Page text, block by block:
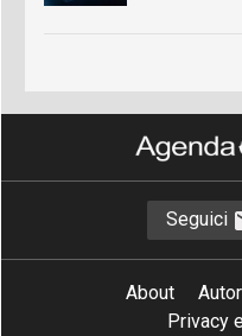
Seguici
About
Privacy